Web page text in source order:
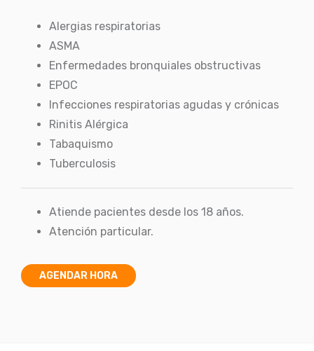
Alergias respiratorias
ASMA
Enfermedades bronquiales obstructivas
EPOC
Infecciones respiratorias agudas y crónicas
Rinitis Alérgica
Tabaquismo
Tuberculosis
Atiende pacientes desde los 18 años.
Atención particular.
AGENDAR HORA